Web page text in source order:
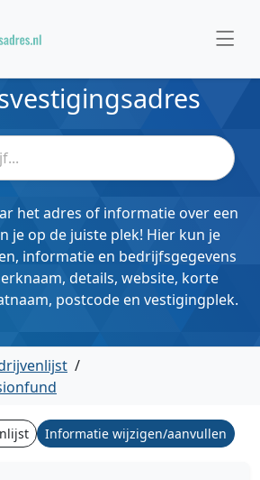
het adres of informatie over een
je op de juiste plek! Hier kun je
informatie en bedrijfsgegevens
details, website, korte
postcode en vestigingplek.
/
Informatie wijzigen/aanvullen